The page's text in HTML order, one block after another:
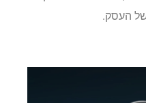
העסק.